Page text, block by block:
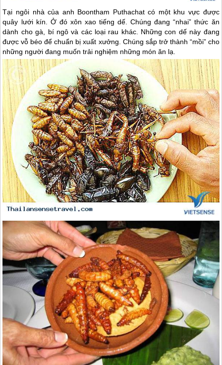
Tại ngôi nhà của anh Boontham Puthachat có một khu vực được
quây lưới kín. Ở đó xôn xao tiếng dế. Chúng đang “nhai” thức ăn
dành cho gà, bí ngô và các loại rau khác. Những con dế này đang
được vỗ béo để chuẩn bị xuất xưởng. Chúng sắp trở thành “mồi” cho
những người đang muốn trải nghiệm những món ăn lạ.